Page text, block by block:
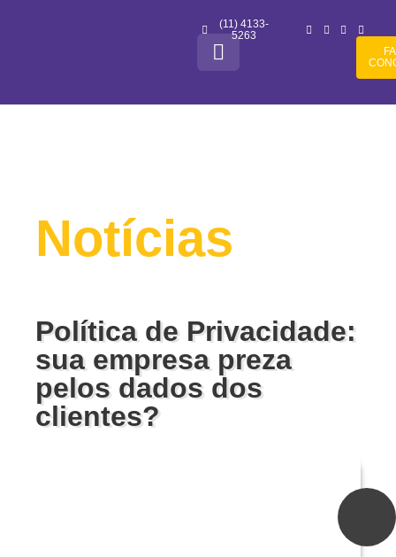
(11) 4133-
5263
Notícias
Política de Privacidade:
sua empresa preza
pelos dados dos
clientes?